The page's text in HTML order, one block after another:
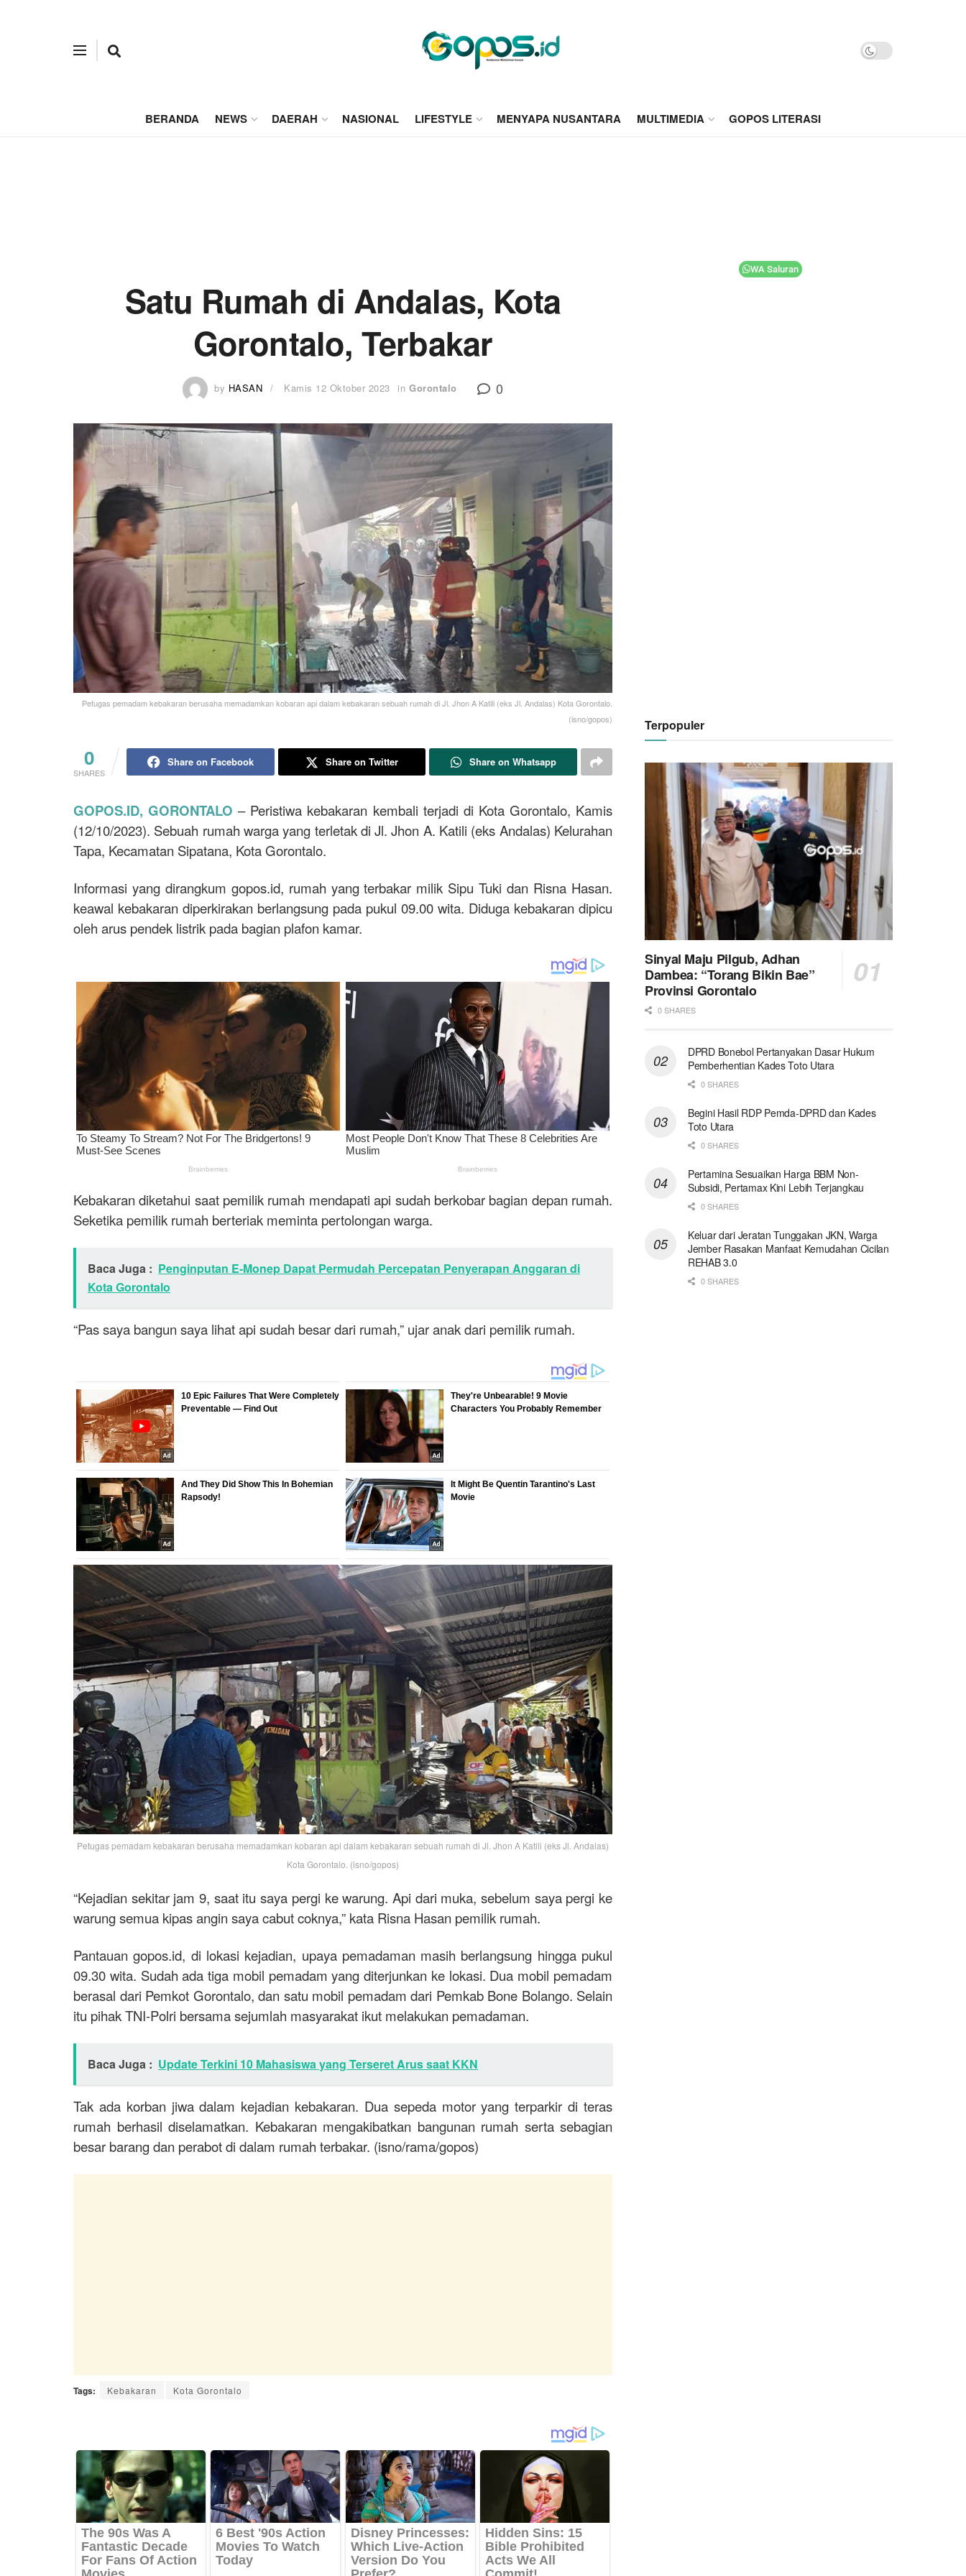
BERANDA NEWS DAERAH NASIONAL LIFESTYLE MENYAPA NUSANTARA MULTIMEDIA GOPOS LITERASI
Satu Rumah di Andalas, Kota
Gorontalo, Terbakar
by HASAN Kamis 12 Oktober 2023 in Gorontalo 0
Petugas pemadam kebakaran berusaha memadamkan kobaran api dalam kebakaran sebuah rumah di Jl. Jhon A Katili (eks Jl. Andalas) Kota Gorontalo.
(isno/gopos)
0
SHARES
Share on Facebook Share on Twitter Share on Whatsapp
GOPOS.ID, GORONTALO – Peristiwa kebakaran kembali terjadi di Kota Gorontalo, Kamis
(12/10/2023). Sebuah rumah warga yang terletak di Jl. Jhon A. Katili (eks Andalas) Kelurahan
Tapa, Kecamatan Sipatana, Kota Gorontalo.
Informasi yang dirangkum gopos.id, rumah yang terbakar milik Sipu Tuki dan Risna Hasan.
keawal kebakaran diperkirakan berlangsung pada pukul 09.00 wita. Diduga kebakaran dipicu
oleh arus pendek listrik pada bagian plafon kamar.
Kebakaran diketahui saat pemilik rumah mendapati api sudah berkobar bagian depan rumah.
Seketika pemilik rumah berteriak meminta pertolongan warga.
Baca Juga : Penginputan E-Monep Dapat Permudah Percepatan Penyerapan Anggaran di
Kota Gorontalo
“Pas saya bangun saya lihat api sudah besar dari rumah,” ujar anak dari pemilik rumah.
Petugas pemadam kebakaran berusaha memadamkan kobaran api dalam kebakaran sebuah rumah di Jl. Jhon A Katili (eks Jl. Andalas)
Kota Gorontalo. (isno/gopos)
“Kejadian sekitar jam 9, saat itu saya pergi ke warung. Api dari muka, sebelum saya pergi ke
warung semua kipas angin saya cabut coknya,” kata Risna Hasan pemilik rumah.
Pantauan gopos.id, di lokasi kejadian, upaya pemadaman masih berlangsung hingga pukul
09.30 wita. Sudah ada tiga mobil pemadam yang diterjunkan ke lokasi. Dua mobil pemadam
berasal dari Pemkot Gorontalo, dan satu mobil pemadam dari Pemkab Bone Bolango. Selain
itu pihak TNI-Polri bersama sejumlah masyarakat ikut melakukan pemadaman.
Baca Juga : Update Terkini 10 Mahasiswa yang Terseret Arus saat KKN
Tak ada korban jiwa dalam kejadian kebakaran. Dua sepeda motor yang terparkir di teras
rumah berhasil diselamatkan. Kebakaran mengakibatkan bangunan rumah serta sebagian
besar barang dan perabot di dalam rumah terbakar. (isno/rama/gopos)
Tags: Kebakaran Kota Gorontalo
Terpopuler
Sinyal Maju Pilgub, Adhan
Dambea: “Torang Bikin Bae”
Provinsi Gorontalo
0 SHARES
DPRD Bonebol Pertanyakan Dasar Hukum
Pemberhentian Kades Toto Utara
0 SHARES
Begini Hasil RDP Pemda-DPRD dan Kades
Toto Utara
0 SHARES
Pertamina Sesuaikan Harga BBM Non-
Subsidi, Pertamax Kini Lebih Terjangkau
0 SHARES
Keluar dari Jeratan Tunggakan JKN, Warga
Jember Rasakan Manfaat Kemudahan Cicilan
REHAB 3.0
0 SHARES
WA Saluran